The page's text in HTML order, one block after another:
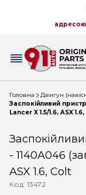
адресою
Головна
Двигун
Заспокійливий
Lancer X 1.5/1.6, ASX
- 1140A046
ASX 1.6, Colt
Код: 13472